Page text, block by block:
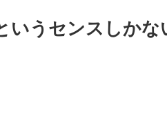
いうセンスしかな